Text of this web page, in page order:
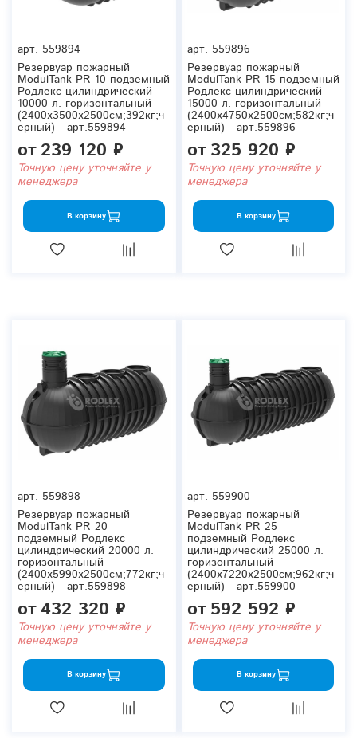
арт. 559894
Резервуар пожарный
ModulTank PR 10 подземный
Родлекс цилиндрический
10000 л. горизонтальный
(2400x3500x2500см;392кг;ч
ерный) - арт.559894
от239 120 ₽
Точную цену уточняйте у
менеджера
В корзину
арт. 559896
Резервуар пожарный
ModulTank PR 15 подземный
Родлекс цилиндрический
15000 л. горизонтальный
(2400x4750x2500см;582кг;ч
ерный) - арт.559896
от325 920 ₽
Точную цену уточняйте у
менеджера
В корзину
арт. 559898
Резервуар пожарный
ModulTank PR 20
подземный Родлекс
цилиндрический 20000 л.
горизонтальный
(2400x5990x2500см;772кг;ч
ерный) - арт.559898
от432 320 ₽
Точную цену уточняйте у
менеджера
В корзину
арт. 559900
Резервуар пожарный
ModulTank PR 25
подземный Родлекс
цилиндрический 25000 л.
горизонтальный
(2400x7220x2500см;962кг;ч
ерный) - арт.559900
от592 592 ₽
Точную цену уточняйте у
менеджера
В корзину